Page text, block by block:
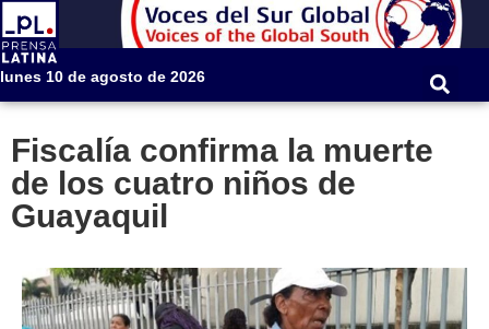
lunes 10 de agosto de 2026
Fiscalía confirma la muerte
de los cuatro niños de
Guayaquil